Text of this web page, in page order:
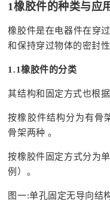
1橡胶件的种类与应
橡胶件是在电器件在穿
和保持穿过物体的密封性
1.1橡胶件的分类
其结构和固定方式也根
按橡胶件结构分为有骨
骨架两种 。
按橡胶件固定方式分为
例）。
图一:单孔固定无导向结